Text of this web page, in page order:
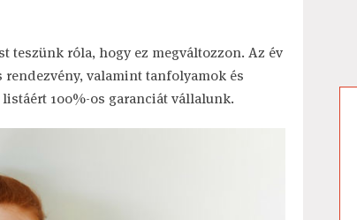
teszünk róla, hogy ez megváltozzon. Az év
valamint tanfolyamok és
100%-os garanciát vállalunk.